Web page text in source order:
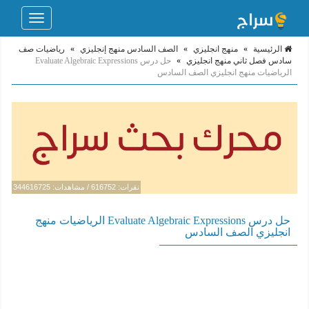
Toggle
الرئيسية » منهج انجليزي » الصف السادس منهج إنجليزي »
رياضيات صف
سادس فصل ثاني منهج انجليزي »
حل درس Evaluate Algebraic Expressions
الرياضيات منهج انجليزي الصف السادس
نقرات: 616752 / مشاهدات: 344616725
حل درس Evaluate Algebraic Expressions الرياضيات منهج
انجليزي الصف السادس